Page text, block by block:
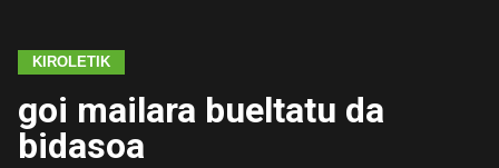
KIROLETIK
goi mailara bueltatu da
bidasoa